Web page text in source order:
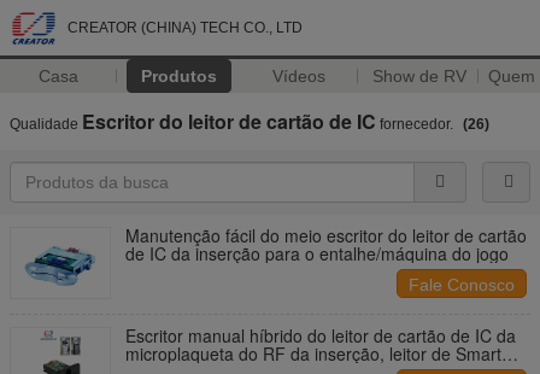
CREATOR (CHINA) TECH CO., LTD
Casa Produtos Vídeos Show de RV Quem
Qualidade Escritor do leitor de cartão de IC fornecedor. (26)
Manutenção fácil do meio escritor do leitor de cartão
de IC da inserção para o entalhe/máquina do jogo
Fale Conosco
Escritor manual híbrido do leitor de cartão de IC da
microplaqueta do RF da inserção, leitor de Smart